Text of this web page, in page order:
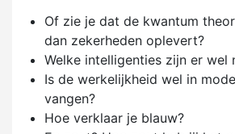
Of zie je dat de kwantum
dan zekerheden oplevert?
Welke intelligenties zijn er wel
Is de werkelijkheid wel in
vangen?
Hoe verklaar je blauw?